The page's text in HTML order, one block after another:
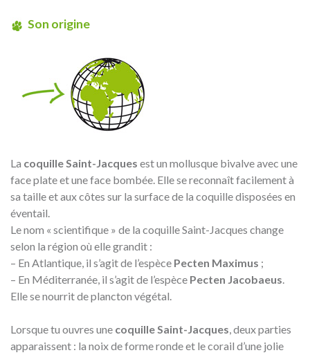
Son origine
La coquille Saint-Jacques est un mollusque bivalve avec une
face plate et une face bombée. Elle se reconnaît facilement à
sa taille et aux côtes sur la surface de la coquille disposées en
éventail.
Le nom « scientifique » de la coquille Saint-Jacques change
selon la région où elle grandit :
– En Atlantique, il s’agit de l’espèce Pecten Maximus ;
– En Méditerranée, il s’agit de l’espèce Pecten Jacobaeus.
Elle se nourrit de plancton végétal.
Lorsque tu ouvres une coquille Saint-Jacques, deux parties
apparaissent : la noix de forme ronde et le corail d’une jolie